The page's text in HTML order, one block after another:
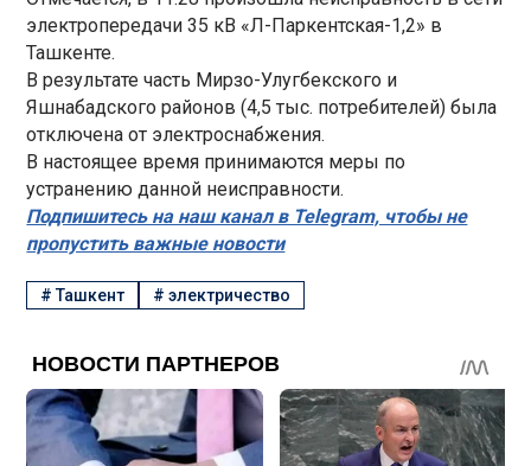
электропередачи 35 кВ «Л-Паркентская-1,2» в
Ташкенте.
В результате часть Мирзо-Улугбекского и
Яшнабадского районов (4,5 тыс. потребителей) была
отключена от электроснабжения.
В настоящее время принимаются меры по
устранению данной неисправности.
Подпишитесь на наш канал в Telegram, чтобы не
пропустить важные новости
#Ташкент #электричество